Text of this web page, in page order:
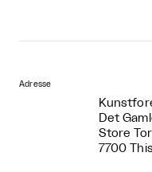
Adresse
Det
Store
7700